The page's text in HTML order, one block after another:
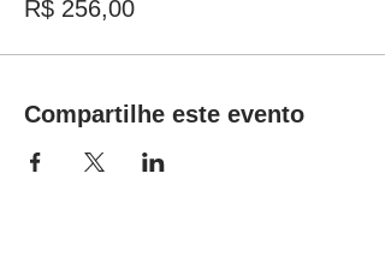
R$ 256,00
Compartilhe este evento